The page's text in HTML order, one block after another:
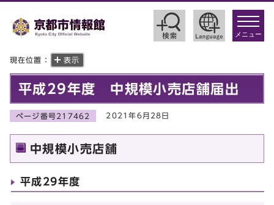
toggle
メニュー
現在位置： 表示
平成29年度 中規模小売店舗届出
ページ番号217462 2021年6月28日
中規模小売店舗
平成29年度